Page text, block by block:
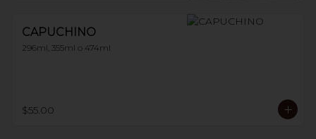
CAPUCHINO
296ml, 355ml o 474ml
$55.00